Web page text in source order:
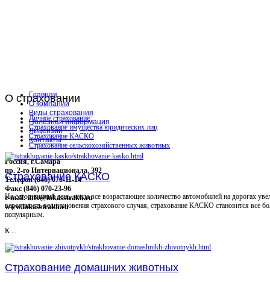
О страховании
Личное страхование
Страхование имущества юридических лиц
Страхование КАСКО
Страхование сельскохозяйственных животных
Россия, г.Самара
пр. 2-го Интернационала, 392
Телефон (846) 070-11-14
Факс (846) 070-23-96
e-mail: info@inkasstrakh.ru
www.inkasstrakh.ru
Главная
О компании
Виды страхования
Полезная информация
Лицензии
Контакты
Страхование КАСКО
На сегодняшний день, когда все возрастающее количество автомобилей на дорогах
вероятность возникновения страхового случая, страхование КАСКО становится все
популярным.
К ...
Страхование домашних животных